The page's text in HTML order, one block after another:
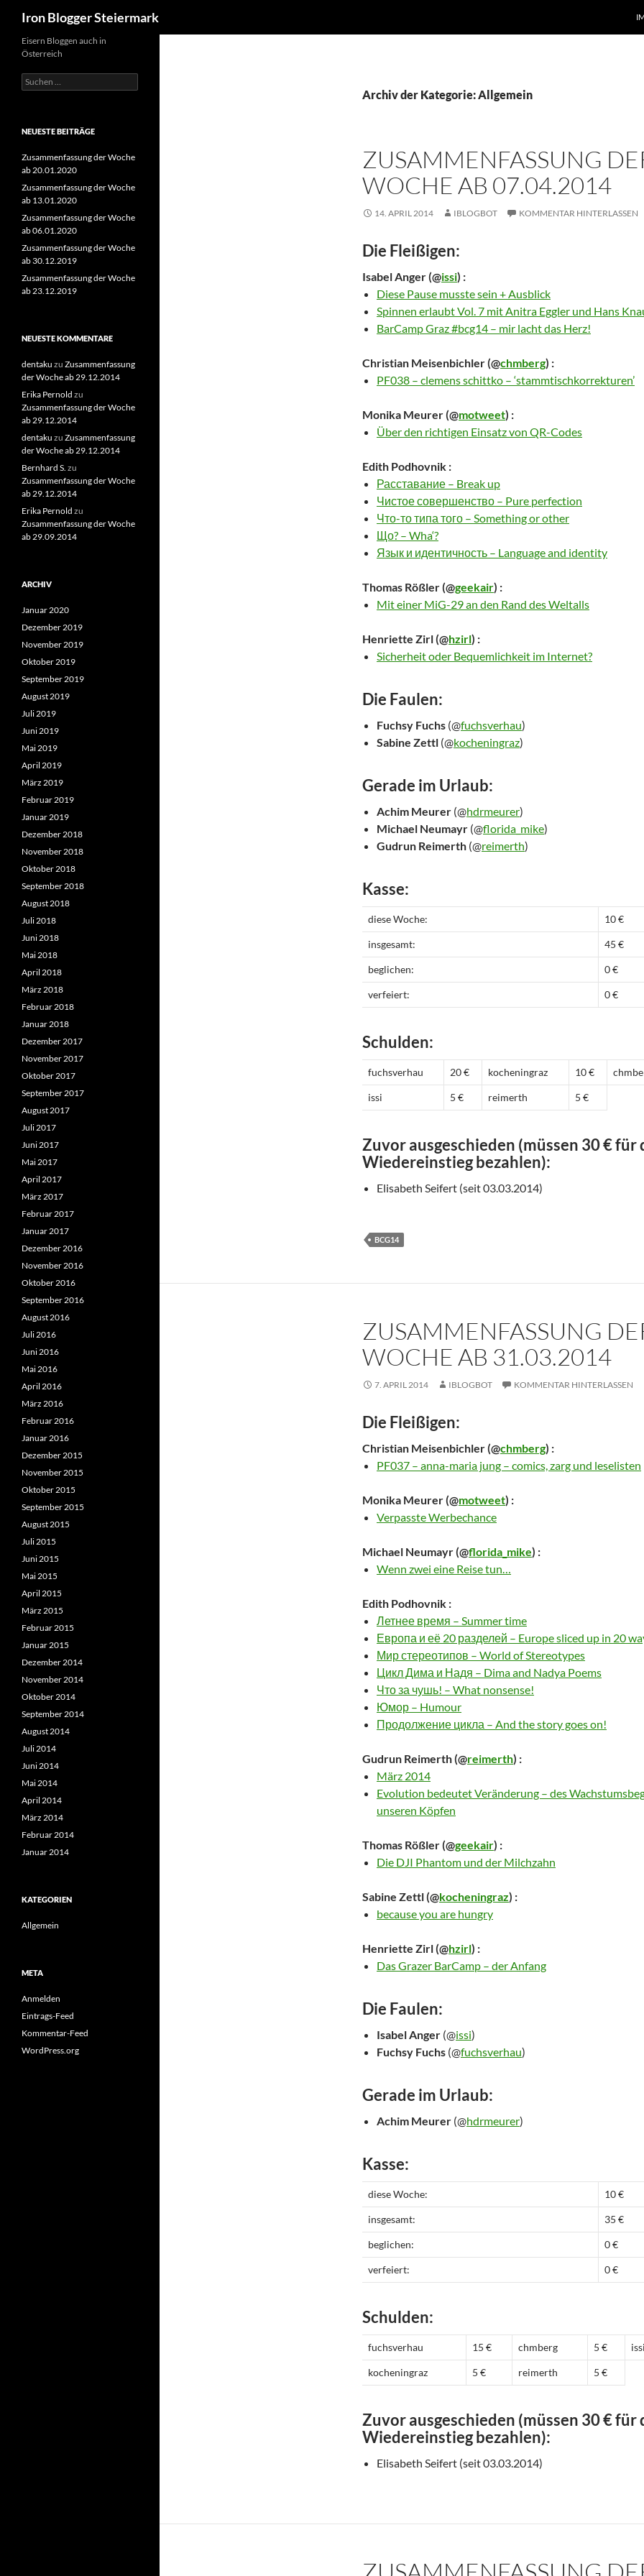
Inhalt
springen
Iron Blogger Steiermark
Archiv der Kategorie: Allgemein
ZUSAMMENFASSUNG
WOCHE AB 07.04.2014
14. APRIL 2014 IBLOGBOT KOMMENTAR HINTERLASSEN
Die Fleißigen:
Isabel Anger(@issi) :
Diese Pause musste sein + Ausblick
Spinnen erlaubt Vol. 7 mit Anitra Eggler und Hans
BarCamp Graz #bcg14 – mir lacht das Herz!
Christian Meisenbichler(@chmberg) :
PF038 – clemens schittko – ‘stammtischkorrekturen’
Monika Meurer(@motweet) :
Über den richtigen Einsatz von QR-Codes
Edith Podhovnik :
Расставание – Break up
Чистое совершенство – Pure perfection
Что-то типа того – Something or other
Що? – Wha‘?
Язык и идентичность – Language and identity
Thomas Rößler(@geekair) :
Mit einer MiG-29 an den Rand des Weltalls
Henriette Zirl(@hzirl) :
Sicherheit oder Bequemlichkeit im Internet?
Die Faulen:
Fuchsy Fuchs (@fuchsverhau)
Sabine Zettl (@kocheningraz)
Gerade im Urlaub:
Achim Meurer (@hdrmeurer)
Michael Neumayr (@florida_mike)
Gudrun Reimerth (@reimerth)
Kasse:
diese Woche: 10 €
insgesamt: 45 €
beglichen: 0 €
verfeiert: 0 €
Schulden:
fuchsverhau 20 € kocheningraz 10 €
issi 5 € reimerth 5 €
Zuvor ausgeschieden (müssen 30 € für
Wiedereinstieg bezahlen):
Elisabeth Seifert (seit 03.03.2014)
BCG14
ZUSAMMENFASSUNG
WOCHE AB 31.03.2014
7. APRIL 2014 IBLOGBOT KOMMENTAR HINTERLASSEN
Die Fleißigen:
Christian Meisenbichler(@chmberg) :
PF037 – anna-maria jung – comics, zarg und leselisten
Monika Meurer(@motweet) :
Verpasste Werbechance
Michael Neumayr(@florida_mike) :
Wenn zwei eine Reise tun…
Edith Podhovnik :
Летнее время – Summer time
Европа и её 20 разделей – Europe sliced up in 20
Мир стереотипов – World of Stereotypes
Цикл Дима и Надя – Dima and Nadya Poems
Что за чушь! – What nonsense!
Юмор – Humour
Продолжение цикла – And the story goes on!
Gudrun Reimerth(@reimerth) :
März 2014
Evolution bedeutet Veränderung – des
unseren Köpfen
Thomas Rößler(@geekair) :
Die DJI Phantom und der Milchzahn
Sabine Zettl(@kocheningraz) :
because you are hungry
Henriette Zirl(@hzirl) :
Das Grazer BarCamp – der Anfang
Die Faulen:
Isabel Anger (@issi)
Fuchsy Fuchs (@fuchsverhau)
Gerade im Urlaub:
Achim Meurer (@hdrmeurer)
Kasse:
diese Woche: 10 €
insgesamt: 35 €
beglichen: 0 €
verfeiert: 0 €
Schulden:
fuchsverhau 15 € chmberg 5 €
kocheningraz 5 € reimerth 5 €
Zuvor ausgeschieden (müssen 30 € für
Wiedereinstieg bezahlen):
Elisabeth Seifert (seit 03.03.2014)
Eisern Bloggen auch in
Österreich
Suchen
nach:
NEUESTE BEITRÄGE
Zusammenfassung der Woche
ab 20.01.2020
Zusammenfassung der Woche
ab 13.01.2020
Zusammenfassung der Woche
ab 06.01.2020
Zusammenfassung der Woche
ab 30.12.2019
Zusammenfassung der Woche
ab 23.12.2019
NEUESTE KOMMENTARE
dentaku zu Zusammenfassung
der Woche ab 29.12.2014
Erika Pernold zu
Zusammenfassung der Woche
ab 29.12.2014
dentaku zu Zusammenfassung
der Woche ab 29.12.2014
Bernhard S. zu
Zusammenfassung der Woche
ab 29.12.2014
Erika Pernold zu
Zusammenfassung der Woche
ab 29.09.2014
ARCHIV
Januar 2020
Dezember 2019
November 2019
Oktober 2019
September 2019
August 2019
Juli 2019
Juni 2019
Mai 2019
April 2019
März 2019
Februar 2019
Januar 2019
Dezember 2018
November 2018
Oktober 2018
September 2018
August 2018
Juli 2018
Juni 2018
Mai 2018
April 2018
März 2018
Februar 2018
Januar 2018
Dezember 2017
November 2017
Oktober 2017
September 2017
August 2017
Juli 2017
Juni 2017
Mai 2017
April 2017
März 2017
Februar 2017
Januar 2017
Dezember 2016
November 2016
Oktober 2016
September 2016
August 2016
Juli 2016
Juni 2016
Mai 2016
April 2016
März 2016
Februar 2016
Januar 2016
Dezember 2015
November 2015
Oktober 2015
September 2015
August 2015
Juli 2015
Juni 2015
Mai 2015
April 2015
März 2015
Februar 2015
Januar 2015
Dezember 2014
November 2014
Oktober 2014
September 2014
August 2014
Juli 2014
Juni 2014
Mai 2014
April 2014
März 2014
Februar 2014
Januar 2014
KATEGORIEN
Allgemein
META
Anmelden
Eintrags-Feed
Kommentar-Feed
WordPress.org